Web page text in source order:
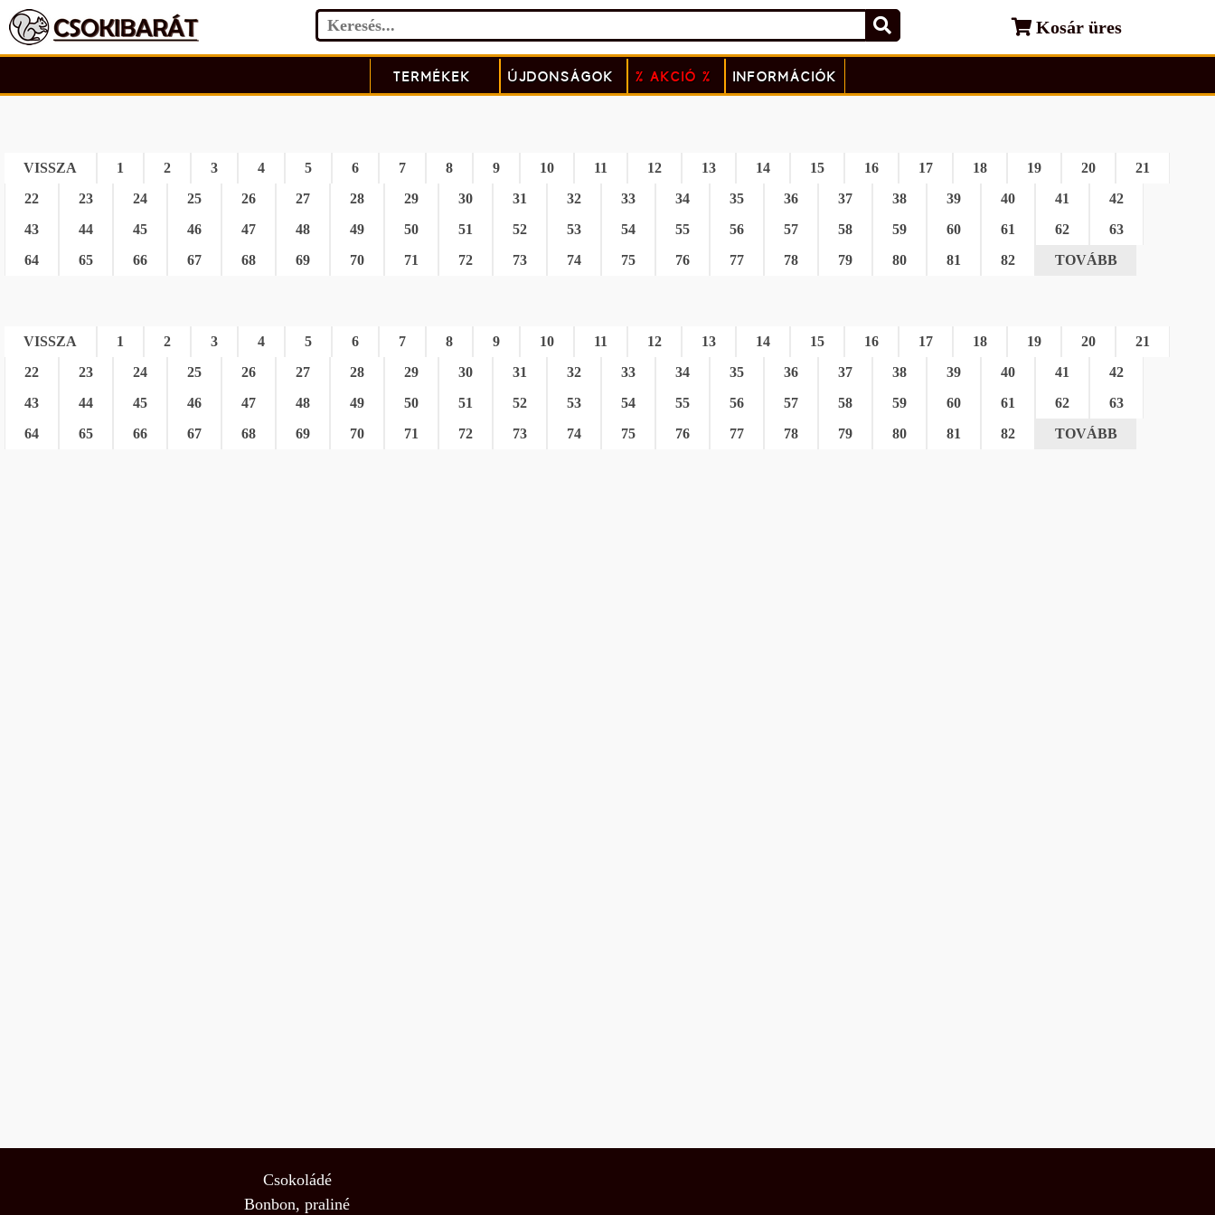
Kosár üres
TERMÉKEK ÚJDONSÁGOK % AKCIÓ % INFORMÁCIÓK
VISSZA 1 2 3 4 5 6 7 8 9 10 11 12 13 14 15 16 17 18 19 20
21
22
23 24 25 26 27 28 29 30 31 32 33 34 35 36 37 38 39 40 41
42
43
44 45 46 47 48 49 50 51 52 53 54 55 56 57 58 59 60 61 62
63
64
65 66 67 68 69 70 71 72 73 74 75 76 77 78 79 80 81 82 TOVÁBB
VISSZA 1 2 3 4 5 6 7 8 9 10 11 12 13 14 15 16 17 18 19 20
21
22
23 24 25 26 27 28 29 30 31 32 33 34 35 36 37 38 39 40 41
42
43
44 45 46 47 48 49 50 51 52 53 54 55 56 57 58 59 60 61 62
63
64
65 66 67 68 69 70 71 72 73 74 75 76 77 78 79 80 81 82 TOVÁBB
Csokoládé
Bonbon, praliné